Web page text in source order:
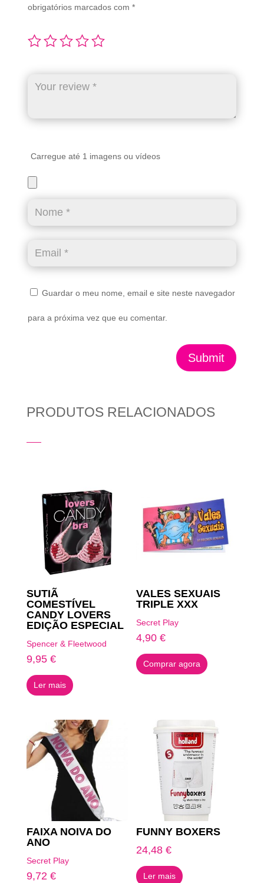
obrigatórios marcados com *
Carregue até 1 imagens ou vídeos
Guardar o meu nome, email e site neste navegador
para a próxima vez que eu comentar.
Submit
PRODUTOS RELACIONADOS
SUTIÃ
COMESTÍVEL
CANDY LOVERS
EDIÇÃO ESPECIAL
Spencer & Fleetwood
9,95 €
Ler mais
VALES SEXUAIS
TRIPLE XXX
Secret Play
4,90€
Comprar agora
FAIXA NOIVA DO
ANO
Secret Play
9,72 €
FUNNY BOXERS
24,48€
Ler mais